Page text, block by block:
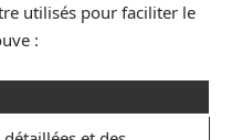
utilisés pour faciliter le
: